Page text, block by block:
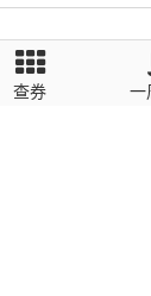
息
查券 一